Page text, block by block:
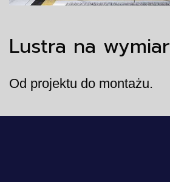
Lustra na wymiar
Od projektu do montażu.